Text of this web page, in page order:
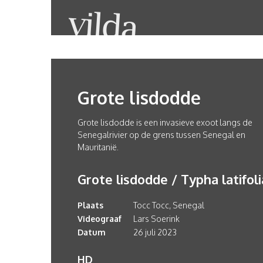
Grote lisdodde
Grote lisdodde is een invasieve exoot langs de
Senegalrivier op de grens tussen Senegal en
Mauritanië.
Grote lisdodde / Typha
Plaats
Tocc Tocc, Senegal
Videograaf
Lars Soerink
Datum
26 juli 2023
HD